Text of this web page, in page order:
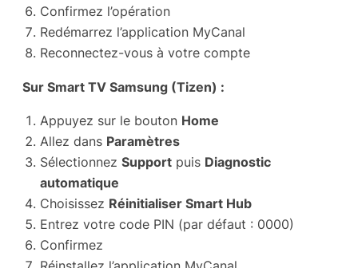
Confirmez l’opération
Redémarrez l’application MyCanal
Reconnectez-vous à votre compte
Sur Smart TV Samsung (Tizen) :
Appuyez sur le bouton Home
Allez dans Paramètres
Sélectionnez Support puis Diagnostic
automatique
Choisissez Réinitialiser Smart Hub
Entrez votre code PIN (par défaut : 0000)
Confirmez